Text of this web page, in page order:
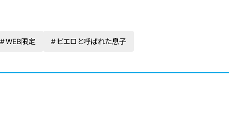
WEB限定 ピエロと呼ばれた息子